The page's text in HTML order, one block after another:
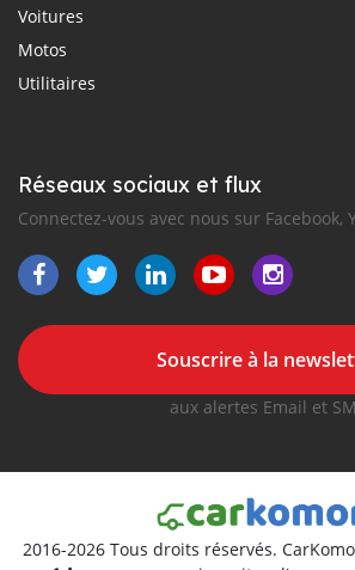
Voitures
Motos
Utilitaires
Réseaux sociaux et flux
Connectez-vous avec nous sur Facebook,
Souscrire à la
aux alertes Email et
2016-2026 Tous droits réservés.